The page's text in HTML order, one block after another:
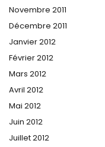
Novembre 2011
Décembre 2011
Janvier 2012
Février 2012
Mars 2012
Avril 2012
Mai 2012
Juin 2012
Juillet 2012